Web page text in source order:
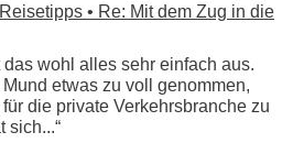
• Re: Mit dem Zug in die
wohl alles sehr einfach aus.
etwas zu voll genommen,
die private Verkehrsbranche zu
sich...“